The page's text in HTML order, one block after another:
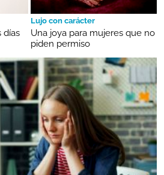
días
Lujo con carácter
Una joya para mujeres que no
piden permiso